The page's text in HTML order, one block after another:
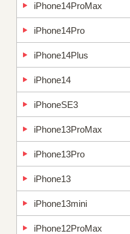
iPhone14ProMax
iPhone14Pro
iPhone14Plus
iPhone14
iPhoneSE3
iPhone13ProMax
iPhone13Pro
iPhone13
iPhone13mini
iPhone12ProMax